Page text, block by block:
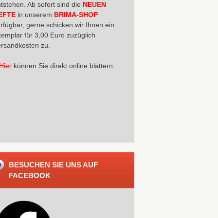
Ab sofort sind die NEUEN
in unserem BRIMA-SHOP
gerne schicken wir Ihnen ein
für 3,00 Euro zuzüglich
zu.
können Sie direkt online blättern.
BESUCHEN SIE UNS AUF
FACEBOOK